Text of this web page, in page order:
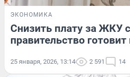
ЭКОНОМИКА
Снизить плату за ЖКУ
правительство
25 января, 2026, 13:14 2 591 14